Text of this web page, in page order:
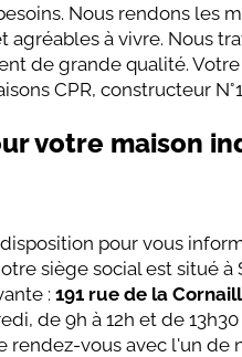
Nous rendons les
à vivre. Nous
de grande qualité.
CPR, constructeur
votre maison
pour vous
siège social est situé à
:191 rue de la
de 9h à 12h et de
rendez-vous avec l'un